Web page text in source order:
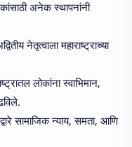
अनेक स्थापनांनी
नेतृत्वाला महाराष्ट्राच्या
लोकांना स्वाभिमान,
सामाजिक न्याय, समता, आणि